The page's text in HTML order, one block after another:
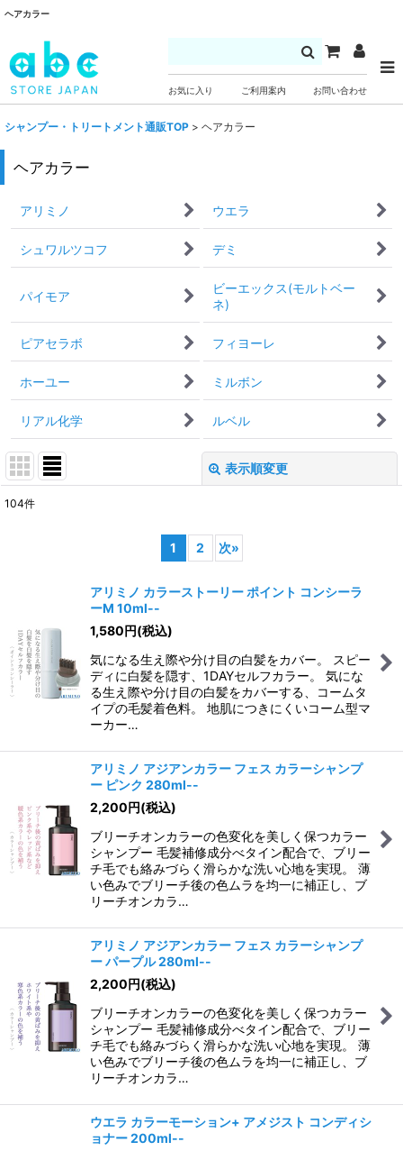
ヘアカラー
お気に入り ご利用案内 お問い合わせ
シャンプー・トリートメント通販TOP > ヘアカラー
ヘアカラー
アリミノ ウエラ
シュワルツコフ デミ
パイモア
ビーエックス(モルトベー
ネ)
ピアセラボ フィヨーレ
ホーユー ミルボン
リアル化学 ルベル
表示順変更
絞り込む
104件
1 2 次»
アリミノ カラーストーリー ポイント コンシーラ
ーM 10ml--
1,580円(税込)
気になる生え際や分け目の白髪をカバー。 スピー
ディに白髪を隠す、1DAYセルフカラー。 気にな
る生え際や分け目の白髪をカバーする、コームタ
イプの毛髪着色料。 地肌につきにくいコーム型マ
ーカー…
アリミノ アジアンカラー フェス カラーシャンプ
ー ピンク 280ml--
2,200円(税込)
ブリーチオンカラーの色変化を美しく保つカラー
シャンプー 毛髪補修成分べタイン配合で、ブリー
チ毛でも絡みづらく滑らかな洗い心地を実現。 薄
い色みでブリーチ後の色ムラを均一に補正し、ブ
リーチオンカラ…
アリミノ アジアンカラー フェス カラーシャンプ
ー パープル 280ml--
2,200円(税込)
ブリーチオンカラーの色変化を美しく保つカラー
シャンプー 毛髪補修成分べタイン配合で、ブリー
チ毛でも絡みづらく滑らかな洗い心地を実現。 薄
い色みでブリーチ後の色ムラを均一に補正し、ブ
リーチオンカラ…
ウエラ カラーモーション+ アメジスト コンディシ
ョナー 200ml--